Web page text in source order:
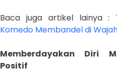
Baca juga artikel lainya :
Komedo Membandel di
Memberdayakan Diri
Positif